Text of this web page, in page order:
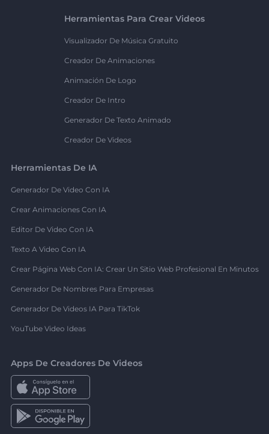
Herramientas Para Crear Videos
Visualizador De Música Gratuito
Creador De Animaciones
Animación De Logo
Creador De Intro
Generador De Texto Animado
Creador De Videos
Herramientas De IA
Generador De Video Con IA
Crear Animaciones Con IA
Editor De Video Con IA
Texto A Video Con IA
Crear Página Web Con IA: Crear Un Sitio Web Profesional En Minutos
Generador De Nombres Para Empresas
Generador De Videos IA Para TikTok
YouTube Video Ideas
Apps De Creadores De Videos